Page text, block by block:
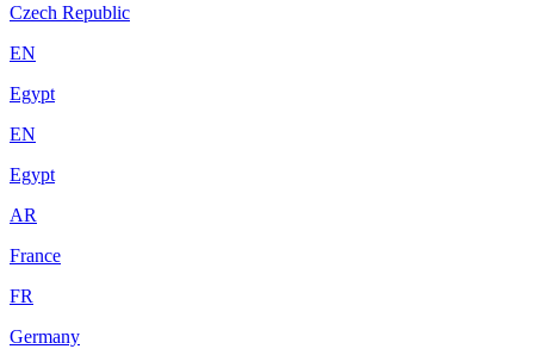
Czech Republic
EN
Egypt
EN
Egypt
AR
France
FR
Germany